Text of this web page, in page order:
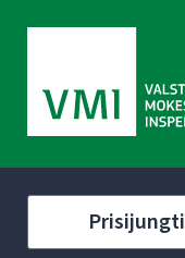
Prisijungti